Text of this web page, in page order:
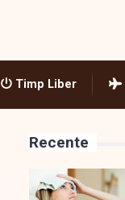
Timp Liber
Recente